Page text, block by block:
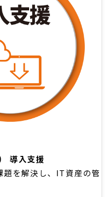
導入支援
題を解決し、IT資産の管